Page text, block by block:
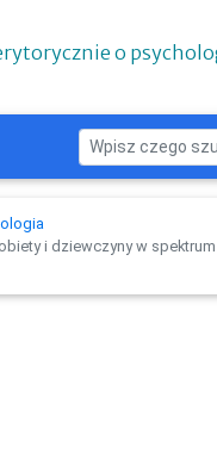
o
i dziewczyny w